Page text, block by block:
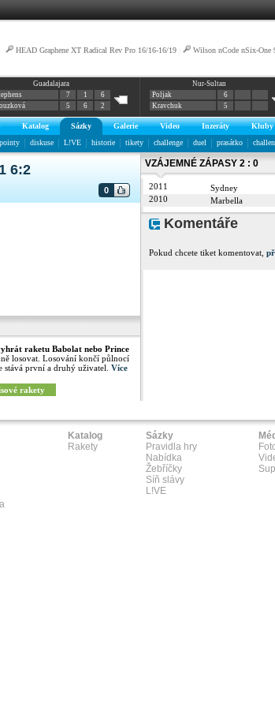
HEAD Graphene XT Radical Rev Pro 16/16-16/19 Wilson nCode nSix-One
Guadalajara
7 1
6
5 6 2
Nur-Sultan
Poljak
6
Kravchuk
5
Katalog Sázky Galerie Video Inzeráty Kluby
diskuse L!VE historie tikety challenge duel prasátko
6:2
0
raketu Babolat nebo Prince
losovat. Losování končí půlnocí
stává první a druhý uživatel. Více
rakety
VZÁJEMNÉ ZÁPASY 2 : 0
2011 Sydney
2010
Marbella
Komentáře
Pokud chcete tiket komentovat,
Katalog
Rakety
Sázky
Pravidla hry
Nabídka
Žebříčky
Síň slávy
L!VE